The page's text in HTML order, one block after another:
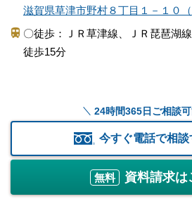
滋賀県草津市野村８丁目１－１０
〇徒歩：ＪＲ草津線、ＪＲ琵琶湖
徒歩15分
24時間365日ご相談
今すぐ電話で相談
無料 資料請求は